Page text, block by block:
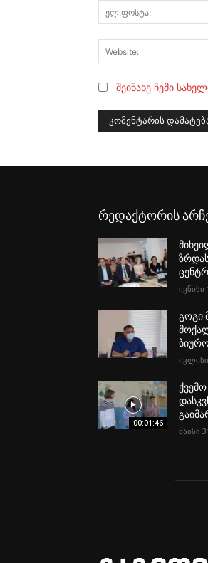
შეინახე ჩემი
რედაქტორის
ივნისი
გოგი
ივლისი
00:01:46
მაისი